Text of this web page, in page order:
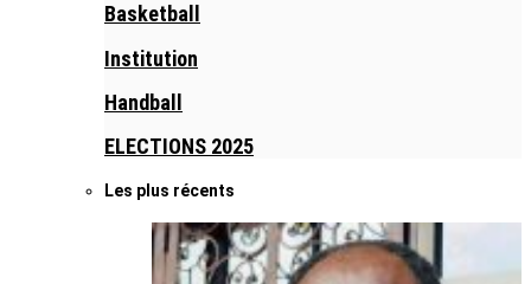
Basketball
Institution
Handball
ELECTIONS 2025
Les plus récents